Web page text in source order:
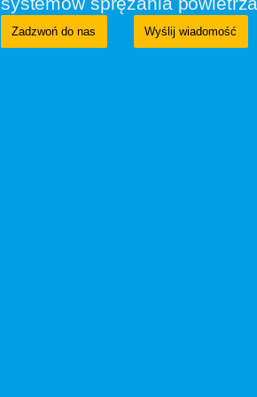
Zadzwoń do nas Wyślij wiadomość